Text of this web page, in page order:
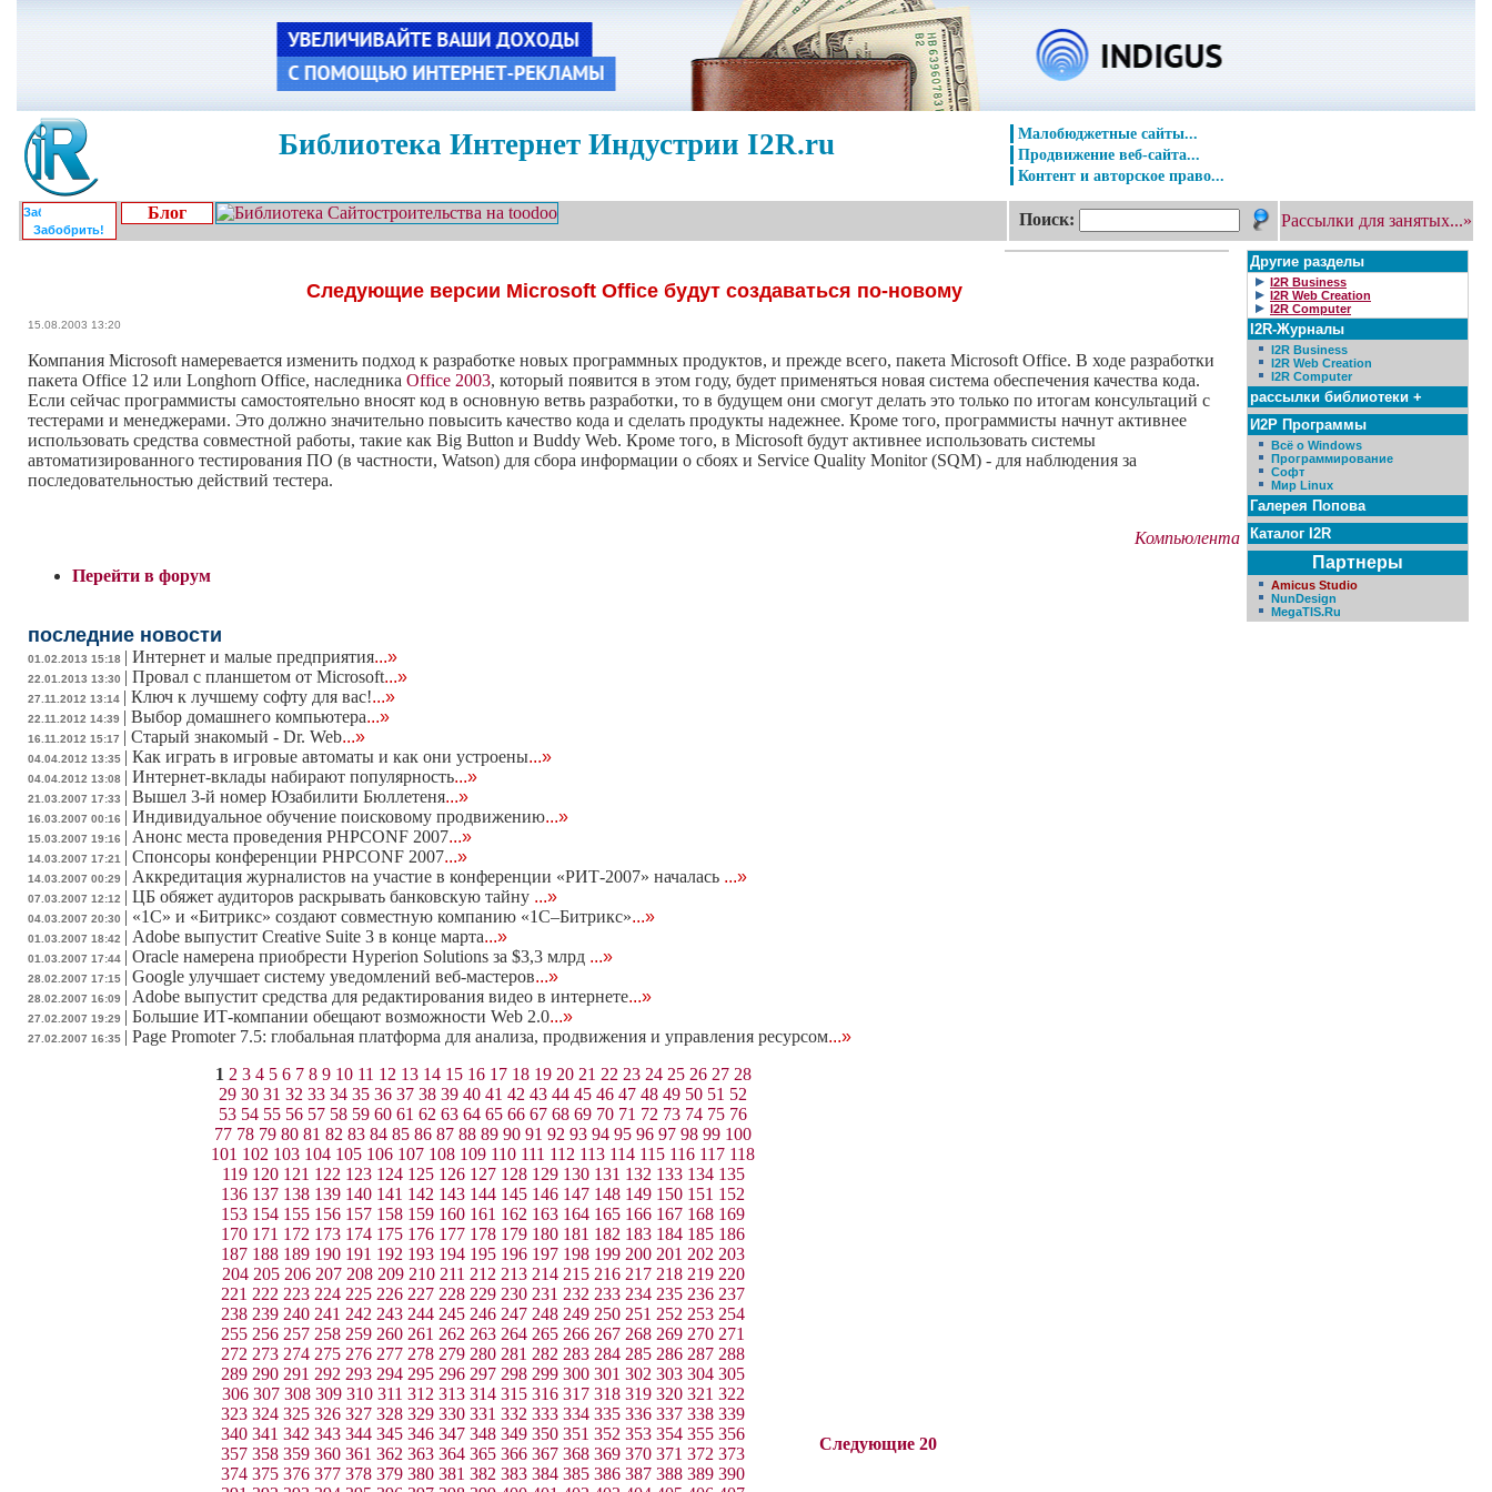
Библиотека Интернет Индустрии I2R.ru
Малобюджетные сайты...
Продвижение веб-сайта...
Контент и авторское право...
Забобрить!
Блог Поиск: Рассылки для занятых...»
Следующие версии Microsoft Office будут создаваться по-новому
15.08.2003 13:20
Компания Microsoft намеревается изменить подход к разработке новых программных продуктов, и прежде всего, пакета Microsoft Office. В ходе разработки
пакета Office 12 или Longhorn Office, наследника Office 2003, который появится в этом году, будет применяться новая система обеспечения качества кода.
Если сейчас программисты самостоятельно вносят код в основную ветвь разработки, то в будущем они смогут делать это только по итогам консультаций с
тестерами и менеджерами. Это должно значительно повысить качество кода и сделать продукты надежнее. Кроме того, программисты начнут активнее
использовать средства совместной работы, такие как Big Button и Buddy Web. Кроме того, в Microsoft будут активнее использовать системы
автоматизированного тестирования ПО (в частности, Watson) для сбора информации о сбоях и Service Quality Monitor (SQM) - для наблюдения за
последовательностью действий тестера.
Компьюлента
Перейти в форум
последние новости
01.02.2013 15:18 | Интернет и малые предприятия...»
22.01.2013 13:30 | Провал с планшетом от Microsoft...»
27.11.2012 13:14 | Ключ к лучшему софту для вас!...»
22.11.2012 14:39 | Выбор домашнего компьютера...»
16.11.2012 15:17 | Старый знакомый - Dr. Web...»
04.04.2012 13:35 | Как играть в игровые автоматы и как они устроены...»
04.04.2012 13:08 | Интернет-вклады набирают популярность...»
21.03.2007 17:33 | Вышел 3-й номер Юзабилити Бюллетеня...»
16.03.2007 00:16 | Индивидуальное обучение поисковому продвижению...»
15.03.2007 19:16 | Анонс места проведения PHPCONF 2007...»
14.03.2007 17:21 | Спонсоры конференции PHPCONF 2007...»
14.03.2007 00:29 | Аккредитация журналистов на участие в конференции «РИТ-2007» началась ...»
07.03.2007 12:12 | ЦБ обяжет аудиторов раскрывать банковскую тайну ...»
04.03.2007 20:30 | «1С» и «Битрикс» создают совместную компанию «1С–Битрикс»...»
01.03.2007 18:42 | Adobe выпустит Creative Suite 3 в конце марта...»
01.03.2007 17:44 | Oracle намерена приобрести Hyperion Solutions за $3,3 млрд ...»
28.02.2007 17:15 | Google улучшает систему уведомлений веб-мастеров...»
28.02.2007 16:09 | Adobe выпустит средства для редактирования видео в интернете...»
27.02.2007 19:29 | Большие ИТ-компании обещают возможности Web 2.0...»
27.02.2007 16:35 | Page Promoter 7.5: глобальная платформа для анализа, продвижения и управления ресурсом...»
1 2 3 4 5 6 7 8 9 10 11 12 13 14 15 16 17 18 19 20 21 22 23 24 25 26 27 28
29 30 31 32 33 34 35 36 37 38 39 40 41 42 43 44 45 46 47 48 49 50 51 52
53 54 55 56 57 58 59 60 61 62 63 64 65 66 67 68 69 70 71 72 73 74 75 76
77 78 79 80 81 82 83 84 85 86 87 88 89 90 91 92 93 94 95 96 97 98 99 100
101 102 103 104 105 106 107 108 109 110 111 112 113 114 115 116 117 118
119 120 121 122 123 124 125 126 127 128 129 130 131 132 133 134 135
136 137 138 139 140 141 142 143 144 145 146 147 148 149 150 151 152
153 154 155 156 157 158 159 160 161 162 163 164 165 166 167 168 169
170 171 172 173 174 175 176 177 178 179 180 181 182 183 184 185 186
187 188 189 190 191 192 193 194 195 196 197 198 199 200 201 202 203
204 205 206 207 208 209 210 211 212 213 214 215 216 217 218 219 220
221 222 223 224 225 226 227 228 229 230 231 232 233 234 235 236 237
238 239 240 241 242 243 244 245 246 247 248 249 250 251 252 253 254
255 256 257 258 259 260 261 262 263 264 265 266 267 268 269 270 271
272 273 274 275 276 277 278 279 280 281 282 283 284 285 286 287 288
289 290 291 292 293 294 295 296 297 298 299 300 301 302 303 304 305
306 307 308 309 310 311 312 313 314 315 316 317 318 319 320 321 322
323 324 325 326 327 328 329 330 331 332 333 334 335 336 337 338 339
340 341 342 343 344 345 346 347 348 349 350 351 352 353 354 355 356
357 358 359 360 361 362 363 364 365 366 367 368 369 370 371 372 373
374 375 376 377 378 379 380 381 382 383 384 385 386 387 388 389 390
Следующие 20
Другие разделы
I2R Business
I2R Web Creation
I2R Computer
I2R-Журналы
I2R Business
I2R Web Creation
I2R Computer
рассылки библиотеки +
И2Р Программы
Всё о Windows
Программирование
Софт
Мир Linux
Галерея Попова
Каталог I2R
Партнеры
Amicus Studio
NunDesign
MegaTIS.Ru